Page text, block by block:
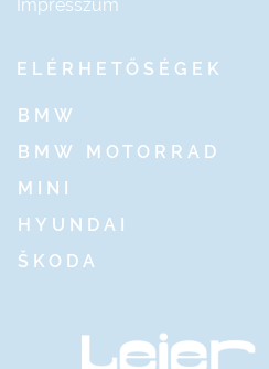
Impresszum
ELÉRHETŐSÉGEK
BMW
BMW MOTORRAD
MINI
HYUNDAI
ŠKODA